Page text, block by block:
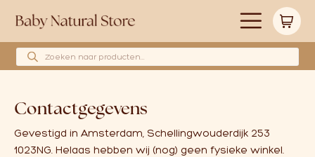
Producten zoeken
Merken
Babyshower cadeau’s
Contactgegevens
Gevestigd in Amsterdam, Schellingwouderdijk 253
1023NG. Helaas hebben wij (nog) geen fysieke winkel.